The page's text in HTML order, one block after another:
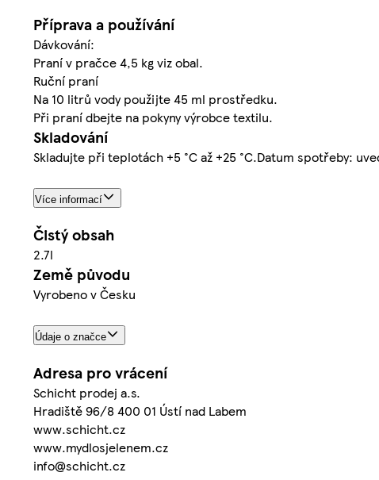
Příprava a používání
Dávkování:
Praní v pračce 4,5 kg viz obal.
Ruční praní
Na 10 litrů vody použijte 45 ml prostředku.
Při praní dbejte na pokyny výrobce textilu.
Skladování
Skladujte při teplotách +5 °C až +25 °C.Datum spotřeby:
Více informací
Čistý obsah
2.7l
Země původu
Vyrobeno v Česku
Údaje o značce
Adresa pro vrácení
Schicht prodej a.s.
Hradiště 96/8 400 01 Ústí nad Labem
www.schicht.cz
www.mydlosjelenem.cz
info@schicht.cz